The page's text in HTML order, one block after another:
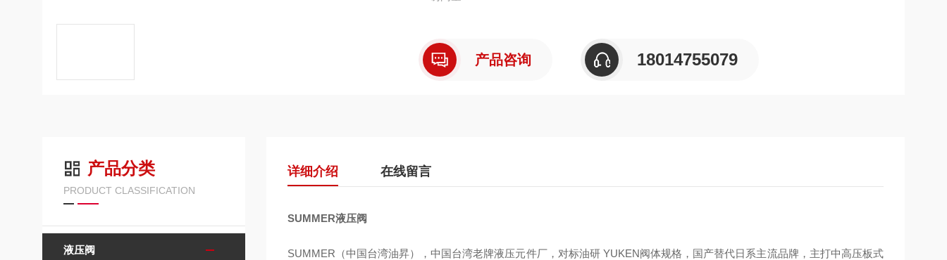
产品咨询 18014755079
产品分类
PRODUCT CLASSIFICATION
液压阀
详细介绍 在线留言
SUMMER液压阀
SUMMER（中国台湾油昇），中国台湾老牌液压元件厂，对标油研 YUKEN阀体规格，国产替代日系主流品牌，主打中高压板式